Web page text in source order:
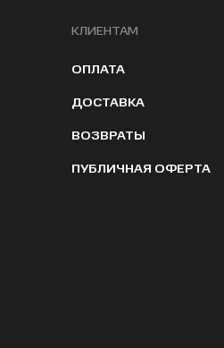
КЛИЕНТАМ
ОПЛАТА
ДОСТАВКА
ВОЗВРАТЫ
ПУБЛИЧНАЯ ОФЕРТА